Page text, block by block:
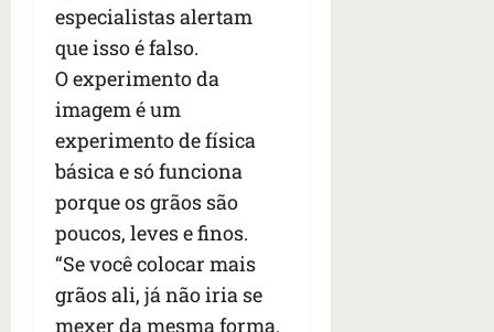
especialistas alertam
que isso é falso.
O experimento da
imagem é um
experimento de física
básica e só funciona
porque os grãos são
poucos, leves e finos.
“Se você colocar mais
grãos ali, já não iria se
mexer da mesma forma.